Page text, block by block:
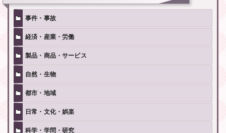
事件・事故
経済・産業・労働
製品・商品・サービス
自然・生物
都市・地域
日常・文化・娯楽
科学・学問・研究